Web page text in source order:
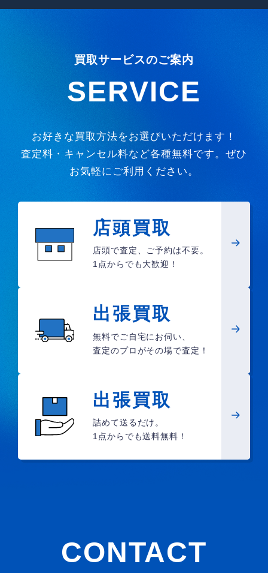
買取サービスのご案内
SERVICE
お好きな買取方法をお選びいただけます！
査定料・キャンセル料など各種無料です。ぜひ
お気軽にご利用ください。
店頭買取
店頭で査定、ご予約は不要。
1点からでも大歓迎！
出張買取
無料でご自宅にお伺い、
査定のプロがその場で査定！
出張買取
詰めて送るだけ。
1点からでも送料無料！
CONTACT